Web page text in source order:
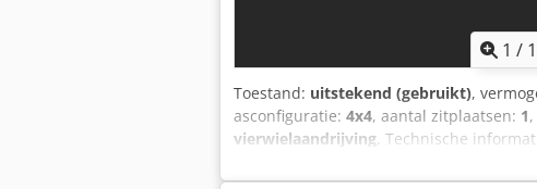
1 /
Toestand: uitstekend (gebruikt),
asconfiguratie: 4x4, aantal zitplaatsen: 1
vierwielaandrijving, Technische
Stuurinrichting: beveiliging Aandrijflijn
4.300 kg Afmetingen (L x B x H): 501 x